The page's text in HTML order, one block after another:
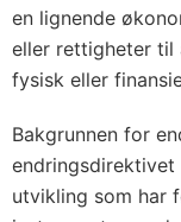
en lignende
eller rettigheter til
fysisk eller
Bakgrunnen for
utvikling som har